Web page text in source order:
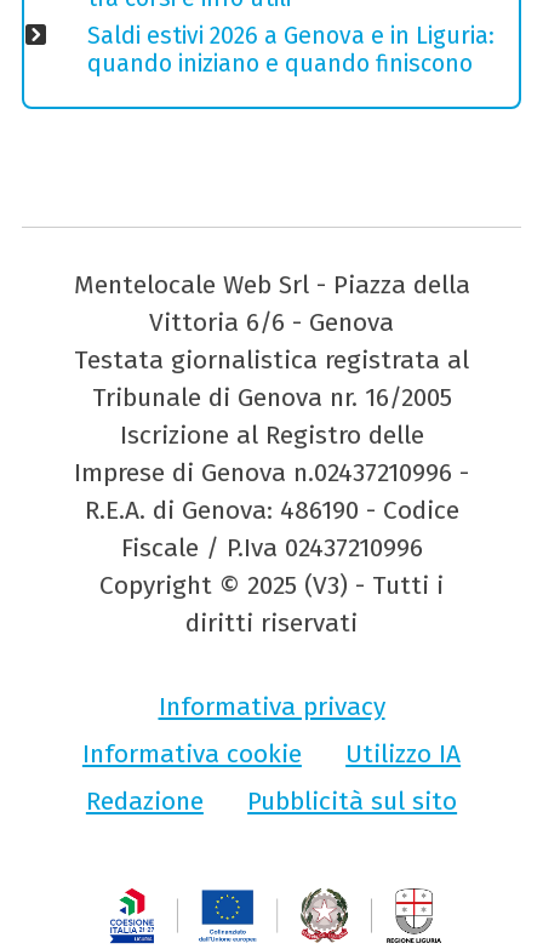
Saldi estivi 2026 a Genova e in Liguria:
quando iniziano e quando finiscono
Mentelocale Web Srl - Piazza della
Vittoria 6/6 - Genova
Testata giornalistica registrata al
Tribunale di Genova nr. 16/2005
Iscrizione al Registro delle
Imprese di Genova n.02437210996 -
R.E.A. di Genova: 486190 - Codice
Fiscale / P.Iva 02437210996
Copyright © 2025 (V3) - Tutti i
diritti riservati
Informativa privacy
Informativa cookie
Utilizzo IA
Redazione
Pubblicità sul sito